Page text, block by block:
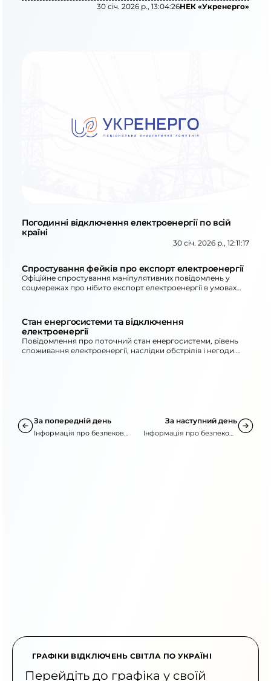
Погодинні відключення електроенергії по всій
країні
30 січ. 2026 р., 12:11:17
Спростування фейків про експорт електроенергії
Офіційне спростування маніпулятивних повідомлень у
соцмережах про нібито експорт електроенергії в умовах
Стан енергосистеми та відключення
електроенергії
Повідомлення про поточний стан енергосистеми, рівень
споживання електроенергії, наслідки обстрілів і негоди.
30 січ. 2026 р., 13:04:26НЕК «Укренерго»
За попередній день
Інформація про безпекову
За наступний день
Інформація про безпекову
ГРАФІКИ ВІДКЛЮЧЕНЬ СВІТЛА ПО УКРАЇНІ
Перейдіть до графіка у своїй